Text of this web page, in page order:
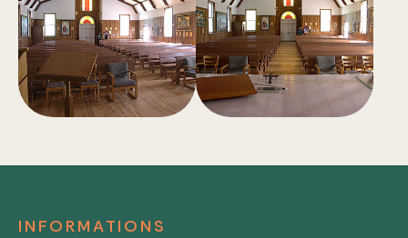
INFORMATIONS